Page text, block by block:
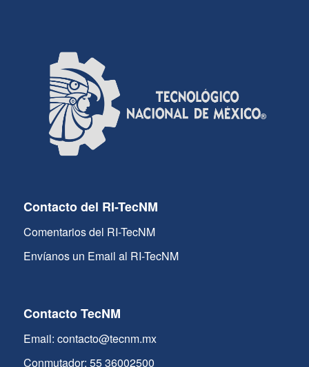
Contacto del RI-TecNM
Comentarios del RI-TecNM
Envíanos un Email al RI-TecNM
Contacto TecNM
Email: contacto@tecnm.mx
Conmutador: 55 36002500